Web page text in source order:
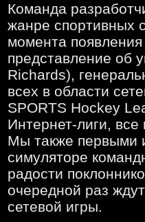
Команда
жанре спортивных
момента
представление об
Richards),
всех в области
SPORTS Hockey
Интернет-лиги,
Мы также первыми
симуляторе
радости
очередной раз
сетевой игры.